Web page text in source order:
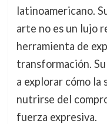
latinoamericano.
arte no es un lujo
herramienta de
transformación.
a explorar cómo
nutrirse del
fuerza expresiva.